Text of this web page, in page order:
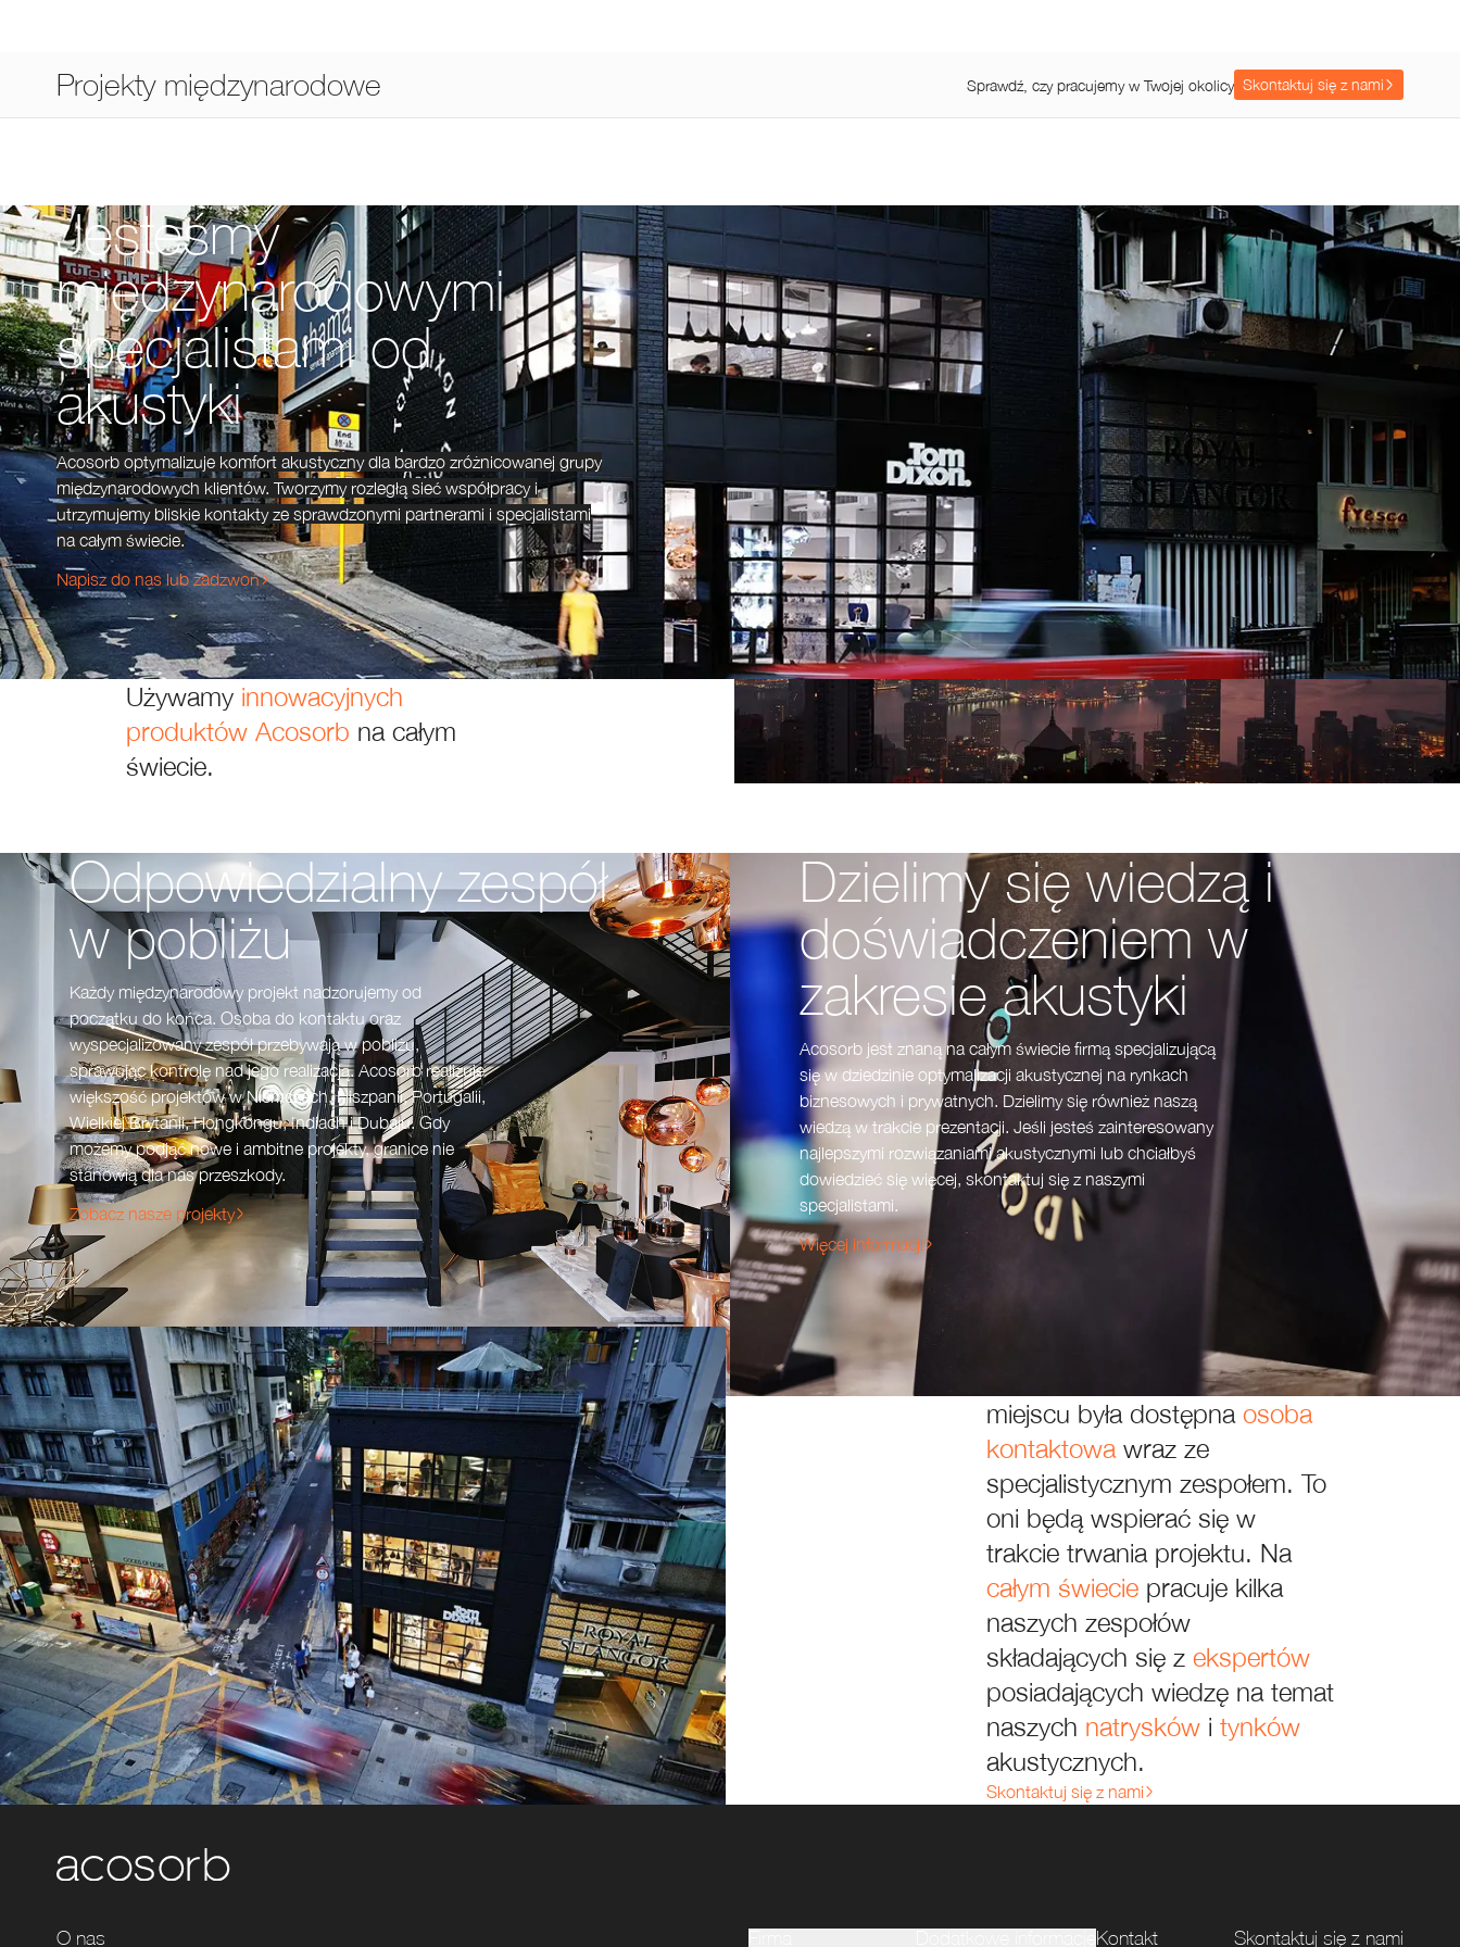
Projekty międzynarodowe Sprawdź, czy pracujemy w Twojej okolicy Skontaktuj się z nami
Jesteśmy
międzynarodowymi
specjalistami od
akustyki
Acosorb optymalizuje komfort akustyczny dla bardzo zróżnicowanej grupy
międzynarodowych klientów. Tworzymy rozległą sieć współpracy i
utrzymujemy bliskie kontakty ze sprawdzonymi partnerami i specjalistami
na całym świecie.
Napisz do nas lub zadzwoń
Używamy innowacyjnych
produktów Acosorb na całym
świecie.
Odpowiedzialny zespół
w pobliżu
Każdy międzynarodowy projekt nadzorujemy od
początku do końca. Osoba do kontaktu oraz
wyspecjalizowany zespół przebywają w pobliżu,
sprawując kontrolę nad jego realizacją. Acosorb realizuje
większość projektów w Niemczech, Hiszpanii, Portugalii,
Wielkiej Brytanii, Hongkongu, Indiach i Dubaju. Gdy
możemy podjąć nowe i ambitne projekty, granice nie
stanowią dla nas przeszkody.
Zobacz nasze projekty
Dzielimy się wiedzą i
doświadczeniem w
zakresie akustyki
Acosorb jest znaną na całym świecie firmą specjalizującą
się w dziedzinie optymalizacji akustycznej na rynkach
biznesowych i prywatnych. Dzielimy się również naszą
wiedzą w trakcie prezentacji. Jeśli jesteś zainteresowany
najlepszymi rozwiązaniami akustycznymi lub chciałbyś
dowiedzieć się więcej, skontaktuj się z naszymi
specjalistami.
Więcej informacji
międzynarodowe
to, żeby na
miejscu była dostępna osoba
kontaktowa wraz ze
specjalistycznym zespołem. To
oni będą wspierać się w
trakcie trwania projektu. Na
całym świecie pracuje kilka
naszych zespołów
składających się z ekspertów
posiadających wiedzę na temat
naszych natrysków i tynków
akustycznych.
Skontaktuj się z nami
O nas Kontakt Skontaktuj się z nami